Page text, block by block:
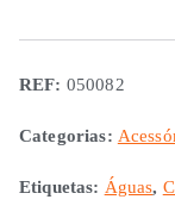
REF: 050082
Categorias:
Etiquetas: Águas,